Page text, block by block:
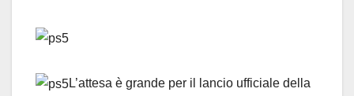
L’attesa è grande per il lancio ufficiale della